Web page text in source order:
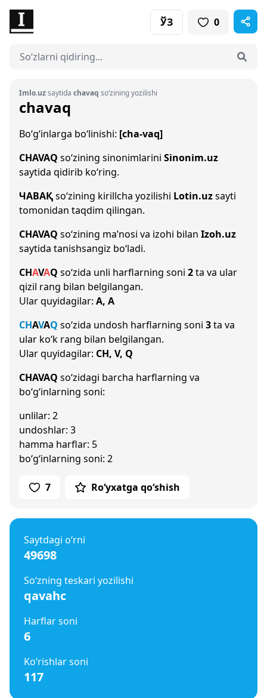
ЎЗ 0
Imlo.uzsaytida chavaq so‘zining yozilishi
chavaq
Bo‘g‘inlarga bo‘linishi: [cha-vaq]
CHAVAQ so‘zining sinonimlarini Sinonim.uz
saytida qidirib ko‘ring.
ЧАВАҚso‘zining kirillcha yozilishi Lotin.uzsayti
tomonidan taqdim qilingan.
CHAVAQ so‘zining ma’nosi va izohi bilan Izoh.uz
saytida tanishsangiz bo‘ladi.
CHAVAQ so‘zida unli harflarning soni 2ta va ular
qizil rang bilan belgilangan.
Ular quyidagilar: A, A
CHAVAQ so‘zida undosh harflarning soni 3ta va
ular ko‘k rang bilan belgilangan.
Ular quyidagilar: CH, V, Q
CHAVAQ so‘zidagi barcha harflarning va
bo‘g‘inlarning soni:
unlilar: 2
undoshlar: 3
hamma harflar: 5
bo‘g‘inlarning soni: 2
7 Ro‘yxatga qo‘shish
Saytdagi o‘rni
49698
So‘zning teskari yozilishi
qavahc
Harflar soni
6
Ko‘rishlar soni
117